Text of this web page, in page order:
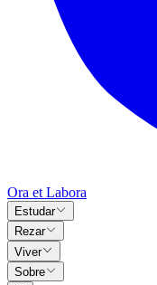
Ora et Labora
Estudar
Rezar
Viver
Sobre